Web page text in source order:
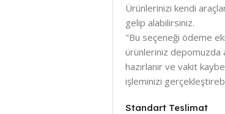
Ürünlerinizi kendi
gelip alabilirsiniz.
"Bu seçeneği ödeme
ürünleriniz depomuzda
hazırlanır ve vakit
işleminizi
Standart Teslimat